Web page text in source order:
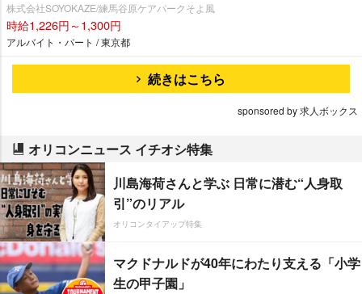
株式会社SOYOKAZE/練馬谷原ケアパークそよ風
時給1,226円～1,300円
アルバイト・パート / 東京都
続きはこちら
sponsored by 求人ボックス
オリコンニュース イチオシ特集
川島海荷さんと学ぶ 日常に潜む“人身取
引”のリアル
オリコンタイアップ特集
マクドナルドが40年にわたり支える「小学
生の甲子園」